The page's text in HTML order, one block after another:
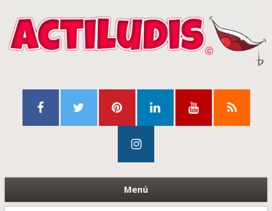
Menú